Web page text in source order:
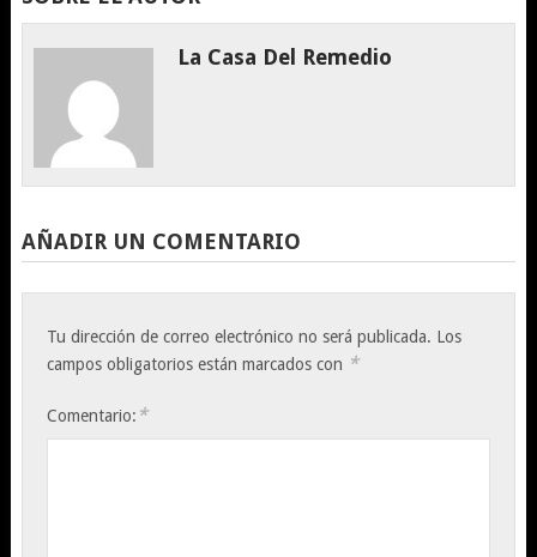
La Casa Del Remedio
AÑADIR UN COMENTARIO
Tu dirección de correo electrónico no será publicada. Los
campos obligatorios están marcados con *
Comentario: *